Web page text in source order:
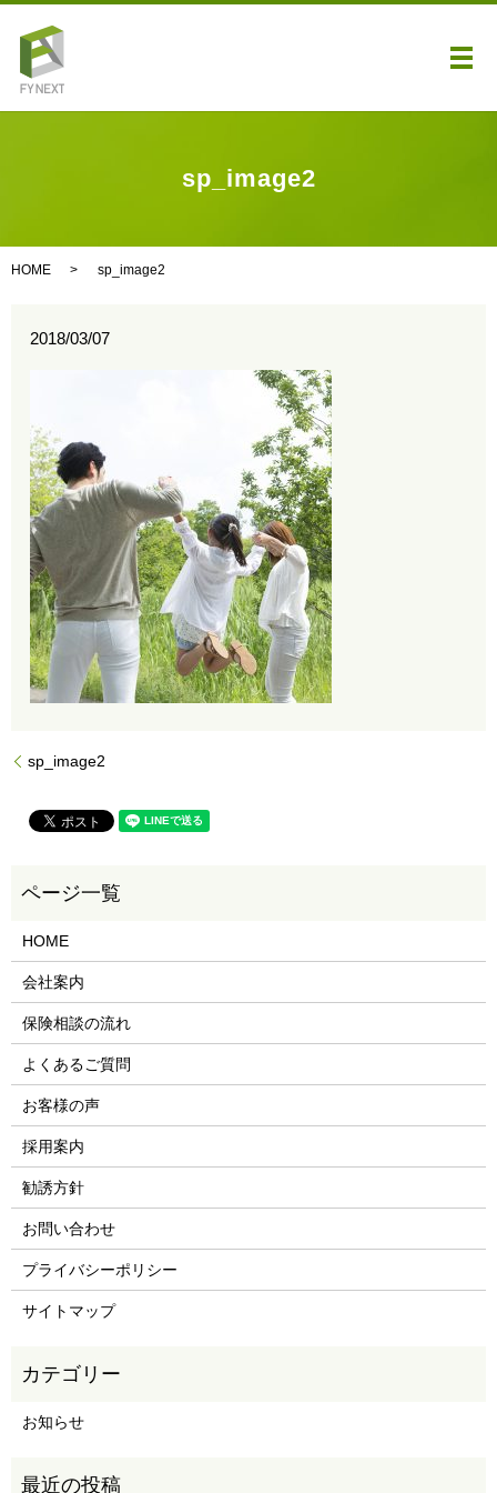
メ
sp_image2
HOME sp_image2
2018/03/07
sp_image2
HOME
会社案内
保険相談の流れ
よくあるご質問
お客様の声
採用案内
勧誘方針
お問い合わせ
プライバシーポリシー
サイトマップ
お知らせ